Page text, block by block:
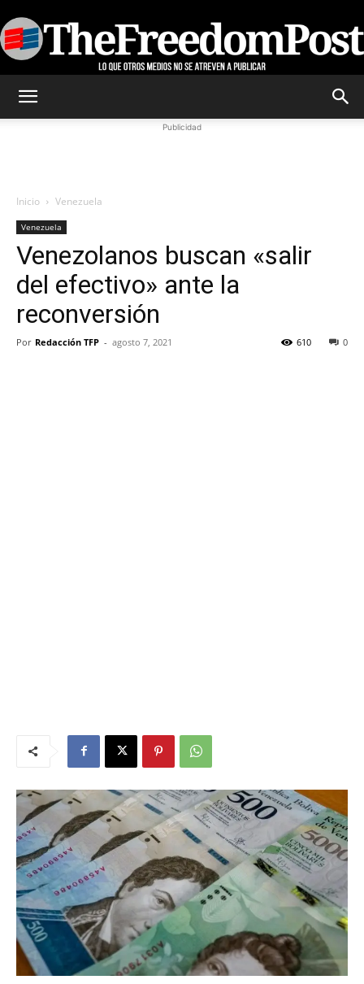
Publicidad
Inicio Venezuela
Venezuela
Venezolanos buscan «salir
del efectivo» ante la
reconversión
Por Redacción TFP - agosto 7, 2021 0
610